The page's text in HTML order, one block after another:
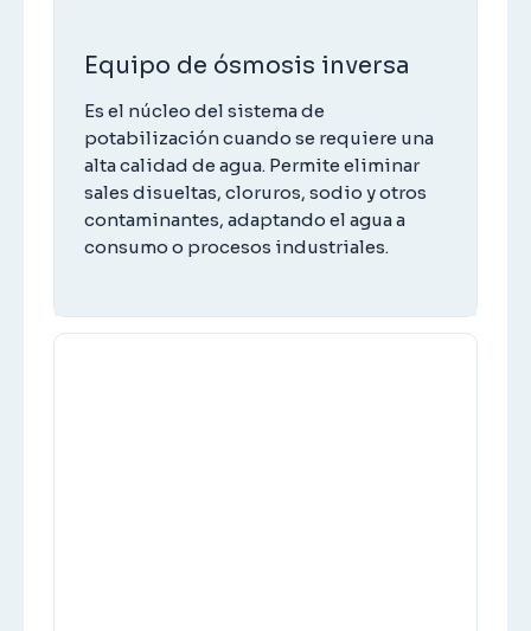
Equipo de ósmosis inversa
Es el núcleo del sistema de
potabilización cuando se requiere una
alta calidad de agua. Permite eliminar
sales disueltas, cloruros, sodio y otros
contaminantes, adaptando el agua a
consumo o procesos industriales.